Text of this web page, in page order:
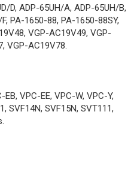
D, ADP-65UH/A, ADP-65UH/B,
PA-1650-88, PA-1650-88SY,
VGP-AC19V49, VGP-
VGP-AC19V78.
VPC-EE, VPC-W, VPC-Y,
SVF14N, SVF15N, SVT111,